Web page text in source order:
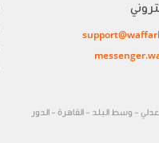
عدلي - وسط البلد - القاهرة - الدور